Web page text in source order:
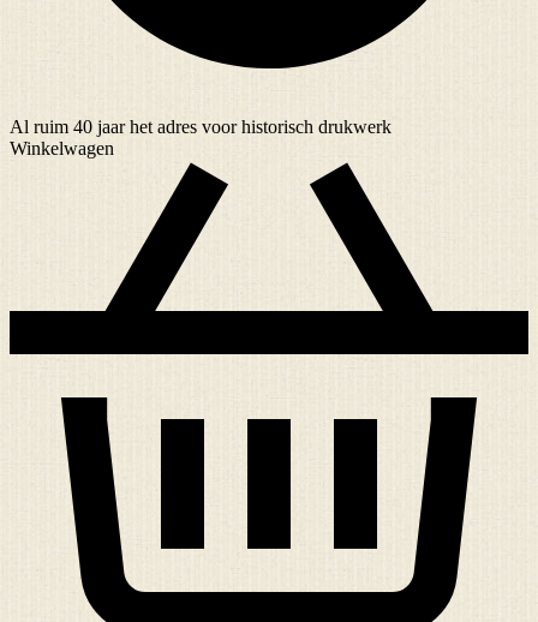
Al ruim 40 jaarhet adres voor historisch drukwerk
Winkelwagen